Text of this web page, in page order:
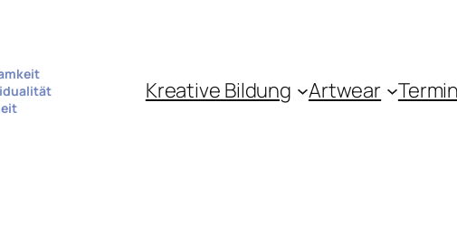
Kreative Bildung Artwear